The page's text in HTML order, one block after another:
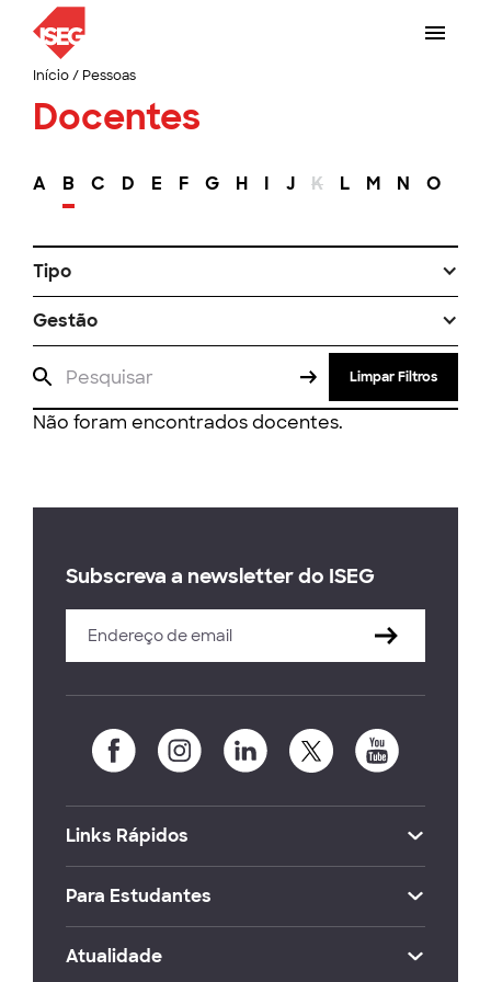
Início/ Pessoas
Docentes
A B C D E F G H I J K L M N O
Tipo
Gestão
Limpar Filtros
Não foram encontrados docentes.
Subscreva a newsletter do ISEG
Links Rápidos
Para Estudantes
Atualidade